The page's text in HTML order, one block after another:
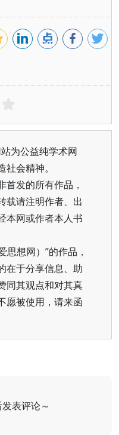
为公益纯学术网
会精神。
首发的所有作品，
载请注明作者、出
本网或作者本人书
思想网）”的作品，
在于分享信息、助
同其观点和对其真
愿被使用，请来函
发表评论～